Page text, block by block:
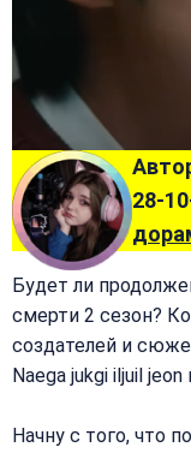
28-
Будет ли
смерти 2 сезон?
создателей и
Naega jukgi iljuil
Начну с того, что